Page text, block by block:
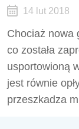
14 lut 2018
Chociaż nowa
co została
usportowioną
jest równie
przeszkadza